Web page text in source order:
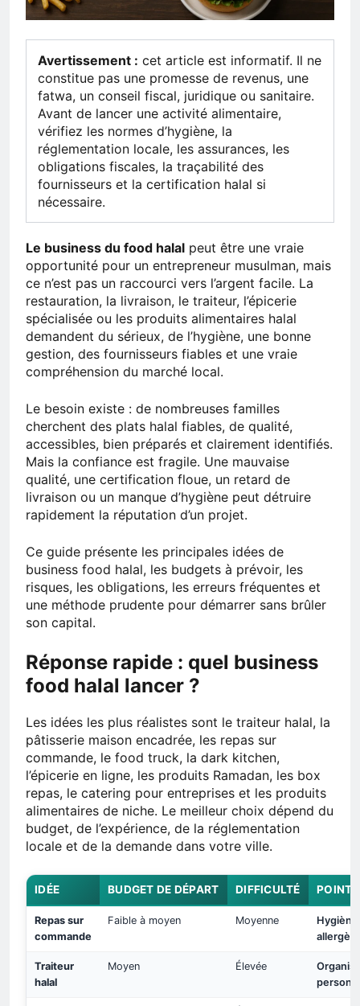
Avertissement : cet article est informatif. Il ne
constitue pas une promesse de revenus, une
fatwa, un conseil fiscal, juridique ou sanitaire.
Avant de lancer une activité alimentaire,
vérifiez les normes d’hygiène, la
réglementation locale, les assurances, les
obligations fiscales, la traçabilité des
fournisseurs et la certification halal si
nécessaire.
Le business du food halal peut être une vraie
opportunité pour un entrepreneur musulman, mais
ce n’est pas un raccourci vers l’argent facile. La
restauration, la livraison, le traiteur, l’épicerie
spécialisée ou les produits alimentaires halal
demandent du sérieux, de l’hygiène, une bonne
gestion, des fournisseurs fiables et une vraie
compréhension du marché local.
Le besoin existe : de nombreuses familles
cherchent des plats halal fiables, de qualité,
accessibles, bien préparés et clairement identifiés.
Mais la confiance est fragile. Une mauvaise
qualité, une certification floue, un retard de
livraison ou un manque d’hygiène peut détruire
rapidement la réputation d’un projet.
Ce guide présente les principales idées de
business food halal, les budgets à prévoir, les
risques, les obligations, les erreurs fréquentes et
une méthode prudente pour démarrer sans brûler
son capital.
Réponse rapide : quel business
food halal lancer ?
Les idées les plus réalistes sont le traiteur halal, la
pâtisserie maison encadrée, les repas sur
commande, le food truck, la dark kitchen,
l’épicerie en ligne, les produits Ramadan, les box
repas, le catering pour entreprises et les produits
alimentaires de niche. Le meilleur choix dépend du
budget, de l’expérience, de la réglementation
locale et de la demande dans votre ville.
IDÉE BUDGET DE DÉPART DIFFICULTÉ POINT
Repas sur
commande
Faible à moyen Moyenne
Traiteur
halal
Moyen Élevée